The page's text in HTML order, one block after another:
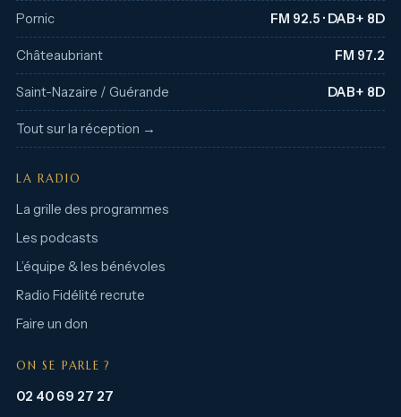
Pornic FM 92.5 · DAB+ 8D
Châteaubriant FM 97.2
Saint-Nazaire / Guérande DAB+ 8D
Tout sur la réception →
LA RADIO
La grille des programmes
Les podcasts
L’équipe & les bénévoles
Radio Fidélité recrute
Faire un don
ON SE PARLE ?
02 40 69 27 27